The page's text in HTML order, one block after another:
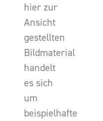
hier zur
Ansicht
gestellten
Bildmaterial
handelt
es sich
um
beispielhafte